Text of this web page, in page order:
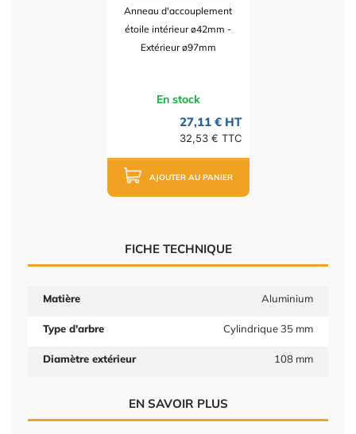
Anneau d'accouplement
étoile intérieur ø42mm -
Extérieur ø97mm
En stock
27,11 € HT
32,53 € TTC
AJOUTER AU PANIER
FICHE TECHNIQUE
Matière Aluminium
Type d'arbre Cylindrique 35 mm
Diamètre extérieur 108 mm
EN SAVOIR PLUS